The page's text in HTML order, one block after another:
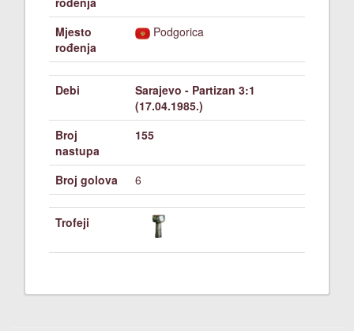
Mjesto
rođenja
Podgorica
Debi
Sarajevo - Partizan 3:1
(17.04.1985.)
Broj
nastupa
155
Broj golova 6
Trofeji